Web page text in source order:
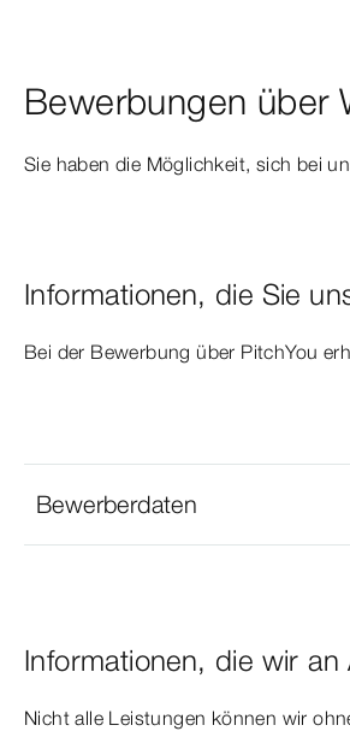
Bewerbungen über
Sie haben die Möglichkeit, sich bei
Informationen, die Sie
Bei der Bewerbung über PitchYou
Bewerberdaten
Informationen, die wir
Nicht alle Leistungen können wir